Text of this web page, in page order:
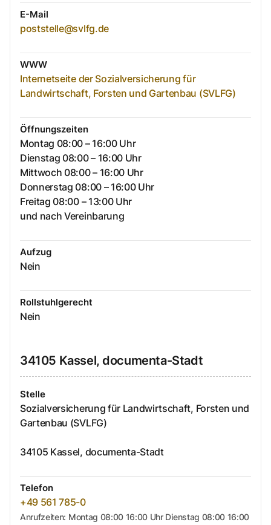
E-Mail
poststelle@svlfg.de
WWW
Internetseite der Sozialversicherung für
Landwirtschaft, Forsten und Gartenbau (SVLFG)
Öffnungszeiten
Montag 08:00 – 16:00 Uhr
Dienstag 08:00 – 16:00 Uhr
Mittwoch 08:00 – 16:00 Uhr
Donnerstag 08:00 – 16:00 Uhr
Freitag 08:00 – 13:00 Uhr
und nach Vereinbarung
Aufzug
Nein
Rollstuhlgerecht
Nein
34105 Kassel, documenta-Stadt
Stelle
Sozialversicherung für Landwirtschaft, Forsten und
Gartenbau (SVLFG)
34105 Kassel, documenta-Stadt
Telefon
+49 561 785-0
Anrufzeiten: Montag 08:00 16:00 Uhr Dienstag 08:00 16:00